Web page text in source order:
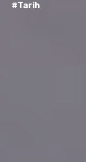
#Tarih